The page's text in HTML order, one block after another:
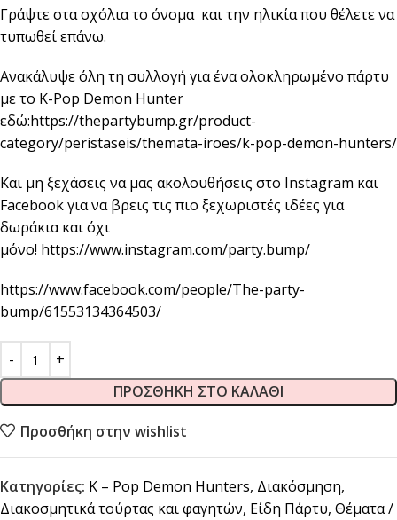
Γράψτε στα σχόλια το όνομα και την ηλικία που θέλετε να
τυπωθεί επάνω.
Ανακάλυψε όλη τη συλλογή για ένα ολοκληρωμένο πάρτυ
με το K-Pop Demon Hunter
εδώ:https://thepartybump.gr/product-
category/peristaseis/themata-iroes/k-pop-demon-hunters/
Και μη ξεχάσεις να μας ακολουθήσεις στο Instagram και
Facebook για να βρεις τις πιο ξεχωριστές ιδέες για
δωράκια και όχι
μόνο! https://www.instagram.com/party.bump/
https://www.facebook.com/people/The-party-
bump/61553134364503/
ΠΡΟΣΘΉΚΗ ΣΤΟ ΚΑΛΆΘΙ
Προσθήκη στην wishlist
Κατηγορίες: K – Pop Demon Hunters, Διακόσμηση,
Διακοσμητικά τούρτας και φαγητών, Είδη Πάρτυ, Θέματα /